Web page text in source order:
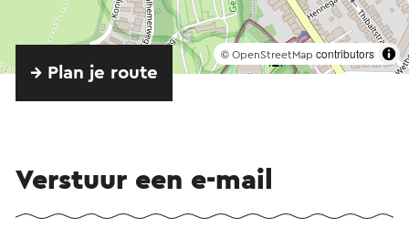
© OpenStreetMap contributors
→ Plan je route
Verstuur een e-mail